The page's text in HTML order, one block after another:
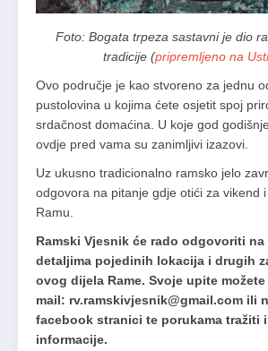
Foto: Bogata trpeza sastavni je dio
tradicije (pripremljeno na
Ovo područje je kao stvoreno za jednu
pustolovina u kojima ćete osjetit spoj
srdačnost domaćina. U koje god
ovdje pred vama su zanimljivi izazovi.
Uz ukusno tradicionalno ramsko jelo
odgovora na pitanje gdje otići za vikend
Ramu.
Ramski Vjesnik će rado odgovoriti na
detaljima pojedinih lokacija i drugih
ovog dijela Rame. Svoje upite
mail: rv.ramskivjesnik@gmail.com ili
facebook stranici te porukama tražiti
informacije.